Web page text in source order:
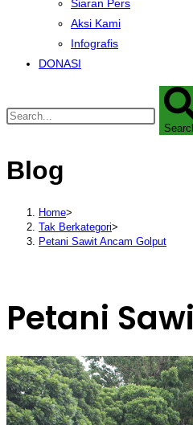
Siaran Pers
Aksi Kami
Infografis
DONASI
Blog
Home>
Tak Berkategori>
Petani Sawit Ancam Golput
Petani